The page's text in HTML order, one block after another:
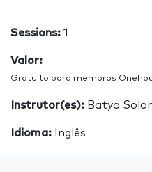
Sessions: 1
Valor:
Gratuito para membros
Instrutor(es): Batya
Idioma: Inglês